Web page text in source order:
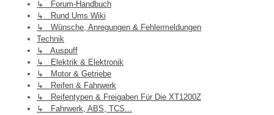
↳ Forum-Handbuch
↳ Rund Ums Wiki
↳ Wünsche, Anregungen & Fehlermeldungen
Technik
↳ Auspuff
↳ Elektrik & Elektronik
↳ Motor & Getriebe
↳ Reifen & Fahrwerk
↳ Reifentypen & Freigaben Für Die XT1200Z
↳ Fahrwerk, ABS, TCS...